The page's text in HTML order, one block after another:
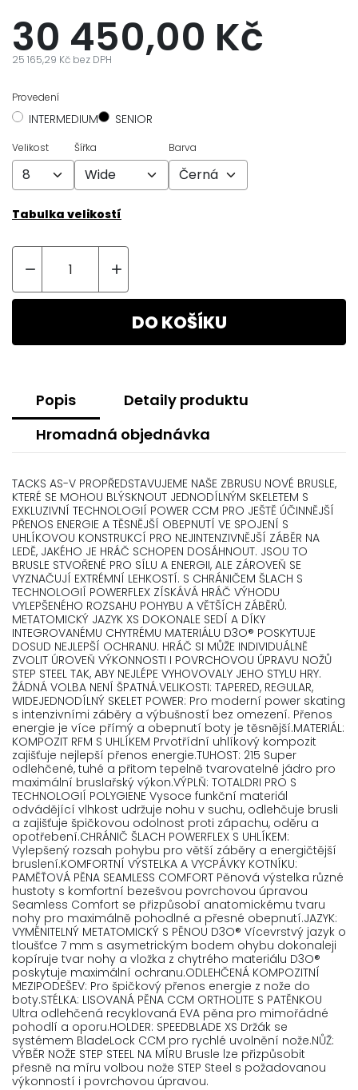
30 450,00 Kč
25 165,29 Kč bez DPH
Provedení
INTERMEDIUM SENIOR
Velikost Šířka Barva
Tabulka velikostí
 
DO KOŠÍKU
Popis
Detaily produktu
Hromadná objednávka
TACKS AS-V PROPŘEDSTAVUJEME NAŠE ZBRUSU NOVÉ BRUSLE,
KTERÉ SE MOHOU BLÝSKNOUT JEDNODÍLNÝM SKELETEM S
EXKLUZIVNÍ TECHNOLOGIÍ POWER CCM PRO JEŠTĚ ÚČINNĚJŠÍ
PŘENOS ENERGIE A TĚSNĚJŠÍ OBEPNUTÍ VE SPOJENÍ S
UHLÍKOVOU KONSTRUKCÍ PRO NEJINTENZIVNĚJŠÍ ZÁBĚR NA
LEDĚ, JAKÉHO JE HRÁČ SCHOPEN DOSÁHNOUT. JSOU TO
BRUSLE STVOŘENÉ PRO SÍLU A ENERGII, ALE ZÁROVEŇ SE
VYZNAČUJÍ EXTRÉMNÍ LEHKOSTÍ. S CHRÁNIČEM ŠLACH S
TECHNOLOGIÍ POWERFLEX ZÍSKÁVÁ HRÁČ VÝHODU
VYLEPŠENÉHO ROZSAHU POHYBU A VĚTŠÍCH ZÁBĚRŮ.
METATOMICKÝ JAZYK XS DOKONALE SEDÍ A DÍKY
INTEGROVANÉMU CHYTRÉMU MATERIÁLU D3O® POSKYTUJE
DOSUD NEJLEPŠÍ OCHRANU. HRÁČ SI MŮŽE INDIVIDUÁLNĚ
ZVOLIT ÚROVEŇ VÝKONNOSTI I POVRCHOVOU ÚPRAVU NOŽŮ
STEP STEEL TAK, ABY NEJLÉPE VYHOVOVALY JEHO STYLU HRY.
ŽÁDNÁ VOLBA NENÍ ŠPATNÁ.VELIKOSTI: TAPERED, REGULAR,
WIDEJEDNODÍLNÝ SKELET POWER: Pro moderní power skating
s intenzivními záběry a výbušností bez omezení. Přenos
energie je více přímý a obepnutí boty je těsnější.MATERIÁL:
KOMPOZIT RFM S UHLÍKEM Prvotřídní uhlíkový kompozit
zajišťuje nejlepší přenos energie.TUHOST: 215 Super
odlehčené, tuhé a přitom tepelně tvarovatelné jádro pro
maximální bruslařský výkon.VÝPLŇ: TOTALDRI PRO S
TECHNOLOGIÍ POLYGIENE Vysoce funkční materiál
odvádějící vlhkost udržuje nohu v suchu, odlehčuje brusli
a zajišťuje špičkovou odolnost proti zápachu, oděru a
opotřebení.CHRÁNIČ ŠLACH POWERFLEX S UHLÍKEM:
Vylepšený rozsah pohybu pro větší záběry a energičtější
bruslení.KOMFORTNÍ VÝSTELKA A VYCPÁVKY KOTNÍKU:
PAMĚŤOVÁ PĚNA SEAMLESS COMFORT Pěnová výstelka různé
hustoty s komfortní bezešvou povrchovou úpravou
Seamless Comfort se přizpůsobí anatomickému tvaru
nohy pro maximálně pohodlné a přesné obepnutí.JAZYK:
VYMĚNITELNÝ METATOMICKÝ S PĚNOU D3O® Vícevrstvý jazyk o
tloušťce 7 mm s asymetrickým bodem ohybu dokonaleji
kopíruje tvar nohy a vložka z chytrého materiálu D3O®
poskytuje maximální ochranu.ODLEHČENÁ KOMPOZITNÍ
MEZIPODEŠEV: Pro špičkový přenos energie z nože do
boty.STÉLKA: LISOVANÁ PĚNA CCM ORTHOLITE S PATĚNKOU
Ultra odlehčená recyklovaná EVA pěna pro mimořádné
pohodlí a oporu.HOLDER: SPEEDBLADE XS Držák se
systémem BladeLock CCM pro rychlé uvolnění nože.NŮŽ:
VÝBĚR NOŽE STEP STEEL NA MÍRU Brusle lze přizpůsobit
přesně na míru volbou nože STEP Steel s požadovanou
výkonností i povrchovou úpravou.